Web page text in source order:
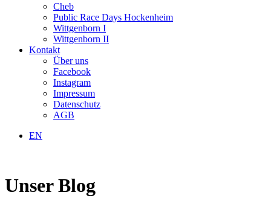
Cheb
Public Race Days Hockenheim
Wittgenborn I
Wittgenborn II
Kontakt
Über uns
Facebook
Instagram
Impressum
Datenschutz
AGB
EN
Unser Blog